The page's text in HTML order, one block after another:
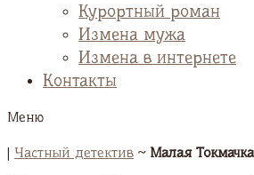
Курортный роман
Измена мужа
Измена в интернете
Контакты
Меню
| Частный детектив ~ Малая Токмачка